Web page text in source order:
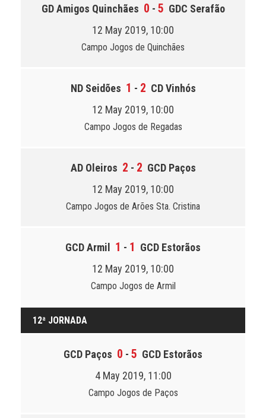
GD Amigos Quinchães 0 - 5 GDC Serafão
12 May 2019, 10:00
Campo Jogos de Quinchães
ND Seidões 1 - 2 CD Vinhós
12 May 2019, 10:00
Campo Jogos de Regadas
AD Oleiros 2 - 2 GCD Paços
12 May 2019, 10:00
Campo Jogos de Arões Sta. Cristina
GCD Armil 1 - 1 GCD Estorãos
12 May 2019, 10:00
Campo Jogos de Armil
12ª JORNADA
GCD Paços 0 - 5 GCD Estorãos
4 May 2019, 11:00
Campo Jogos de Paços